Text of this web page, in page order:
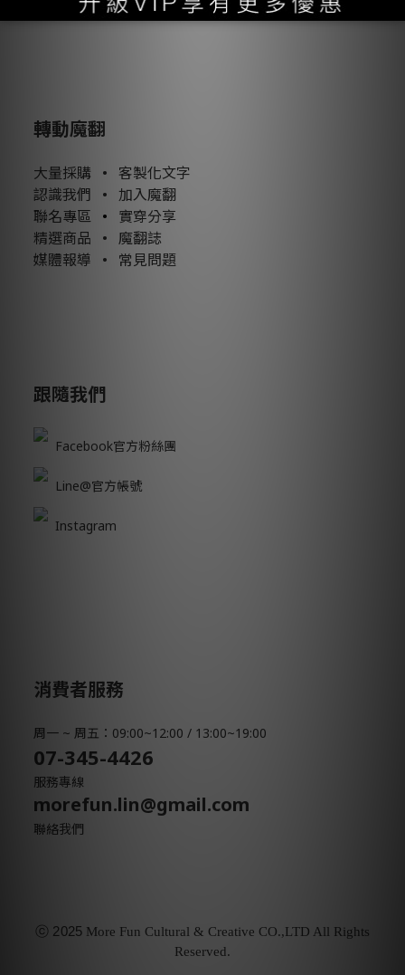
轉動魔翻
大量採購 •
客製化文字
認識我們 •
加入魔翻
聯名專區 •
實穿分享
精選商品 • 魔翻誌
媒體報導
• 常見問題
跟隨我們
Facebook官方粉絲團
Line@官方帳號
Instagram
消費者服務
周一 ~ 周五：09:00~12:00 / 13:00~19:00
07-345-4426
服務專線
morefun.lin@gmail.com
聯絡我們
ⓒ 2025 More Fun Cultural & Creative CO.,LTD All Rights
Reserved.